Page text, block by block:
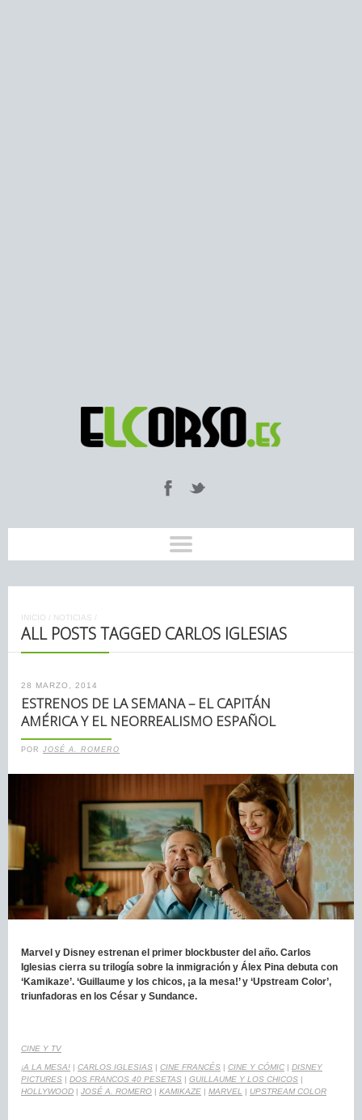
INICIO / NOTICIAS /
ALL POSTS TAGGED CARLOS IGLESIAS
28 MARZO, 2014
ESTRENOS DE LA SEMANA – EL CAPITÁN
AMÉRICA Y EL NEORREALISMO ESPAÑOL
POR JOSÉ A. ROMERO
Marvel y Disney estrenan el primer blockbuster del año. Carlos
Iglesias cierra su trilogía sobre la inmigración y Álex Pina debuta con
‘Kamikaze’. ‘Guillaume y los chicos, ¡a la mesa!’ y ‘Upstream Color’,
triunfadoras en los César y Sundance.
CINE Y TV
¡A LA MESA! | CARLOS IGLESIAS | CINE FRANCÉS | CINE Y CÓMIC | DISNEY
PICTURES | DOS FRANCOS 40 PESETAS | GUILLAUME Y LOS CHICOS |
HOLLYWOOD | JOSÉ A. ROMERO | KAMIKAZE | MARVEL | UPSTREAM COLOR